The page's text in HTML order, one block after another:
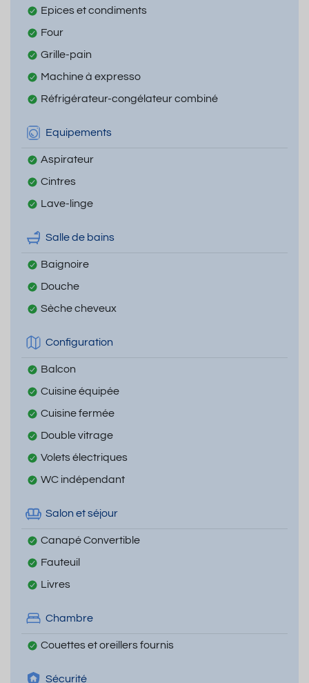
Epices et condiments
Four
Grille-pain
Machine à expresso
Réfrigérateur-congélateur combiné
Equipements
Aspirateur
Cintres
Lave-linge
Salle de bains
Baignoire
Douche
Sèche cheveux
Configuration
Balcon
Cuisine équipée
Cuisine fermée
Double vitrage
Volets électriques
WC indépendant
Salon et séjour
Canapé Convertible
Fauteuil
Livres
Chambre
Couettes et oreillers fournis
Sécurité